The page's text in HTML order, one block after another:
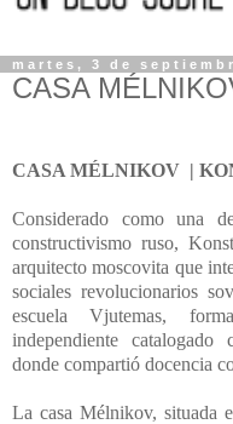
martes, 3 de
CASA
CASA MÉLNIKOV |
Considerado como una
constructivismo ruso,
arquitecto moscovita que
sociales revolucionarios
escuela Vjutemas,
independiente
donde compartió docencia
La casa Mélnikov, situada